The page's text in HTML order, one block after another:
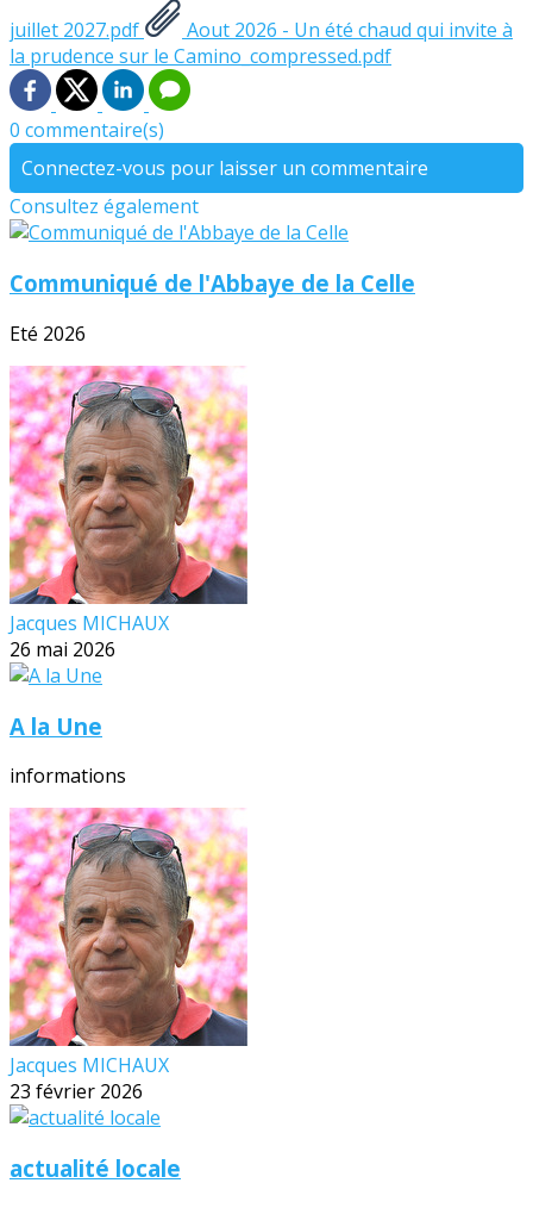
juillet 2027.pdf
Aout 2026 - Un été chaud qui invite à
la prudence sur le Camino_compressed.pdf
0 commentaire(s)
Connectez-vous pour laisser un commentaire
Consultez également
Communiqué de l'Abbaye de la Celle
Eté 2026
Jacques MICHAUX
26 mai 2026
A la Une
informations
Jacques MICHAUX
23 février 2026
actualité locale